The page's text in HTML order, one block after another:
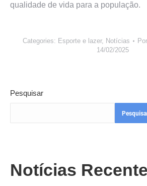
qualidade de vida para a população.
Categories: Esporte e lazer, Notícias Por
14/02/2025
Pesquisar
Notícias